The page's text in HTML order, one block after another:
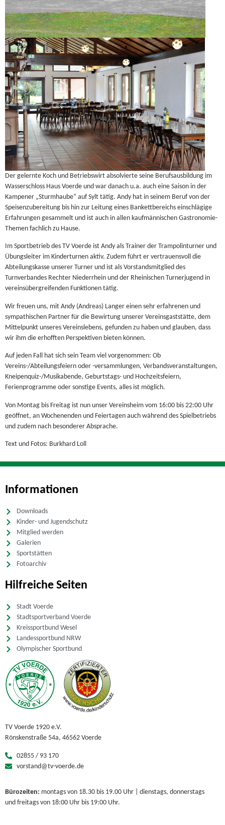
Der gelernte Koch und Betriebswirt absolvierte seine Berufsausbildung im
Wasserschloss Haus Voerde und war danach u.a. auch eine Saison in der
Kampener „Sturmhaube“ auf Sylt tätig. Andy hat in seinem Beruf von der
Speisenzubereitung bis hin zur Leitung eines Bankettbereichs einschlägige
Erfahrungen gesammelt und ist auch in allen kaufmännischen Gastronomie-
Themen fachlich zu Hause.
Im Sportbetrieb des TV Voerde ist Andy als Trainer der Trampolinturner und
Übungsleiter im Kinderturnen aktiv. Zudem führt er vertrauensvoll die
Abteilungskasse unserer Turner und ist als Vorstandsmitglied des
Turnverbandes Rechter Niederrhein und der Rheinischen Turnerjugend in
vereinsübergreifenden Funktionen tätig.
Wir freuen uns, mit Andy (Andreas) Langer einen sehr erfahrenen und
sympathischen Partner für die Bewirtung unserer Vereinsgaststätte, dem
Mittelpunkt unseres Vereinslebens, gefunden zu haben und glauben, dass
wir ihm die erhofften Perspektiven bieten können.
Auf jeden Fall hat sich sein Team viel vorgenommen: Ob
Vereins-/Abteilungsfeiern oder -versammlungen, Verbandsveranstaltungen,
Kneipenquiz-/Musikabende, Geburtstags- und Hochzeitsfeiern,
Ferienprogramme oder sonstige Events, alles ist möglich.
Von Montag bis Freitag ist nun unser Vereinsheim vom 16:00 bis 22:00 Uhr
geöffnet, an Wochenenden und Feiertagen auch während des Spielbetriebs
und zudem nach besonderer Absprache.
Text und Fotos: Burkhard Loll
Informationen
Downloads
Kinder- und Jugendschutz
Mitglied werden
Galerien
Sportstätten
Fotoarchiv
Hilfreiche Seiten
Stadt Voerde
Stadtsportverband Voerde
Kreissportbund Wesel
Landessportbund NRW
Olympischer Sportbund
TV Voerde 1920 e.V.
Rönskenstraße 54a, 46562 Voerde
02855 / 93 170
vorstand@tv-voerde.de
Bürozeiten: montags von 18.30 bis 19.00 Uhr | dienstags, donnerstags
und freitags von 18:00 Uhr bis 19:00 Uhr.